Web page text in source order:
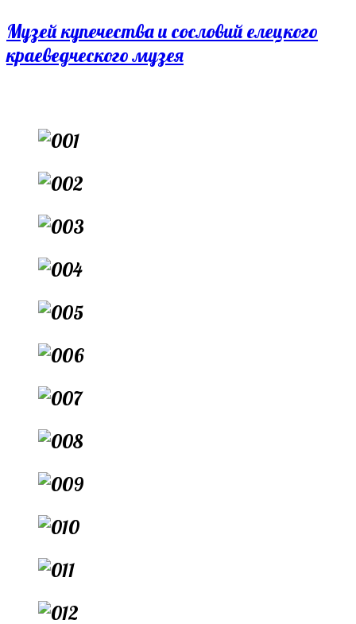
Перейти
к
Музей купечества и сословий елецкого
краеведческого музея